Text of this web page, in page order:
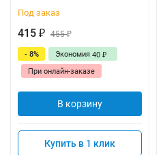
Под заказ
415 ₽ 455₽
- 8% Экономия 40 ₽
При онлайн-заказе
В корзину
Купить в 1 клик